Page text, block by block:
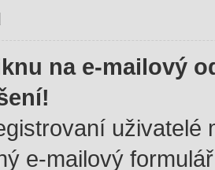
na e-mailový
uživatelé
e-mailový